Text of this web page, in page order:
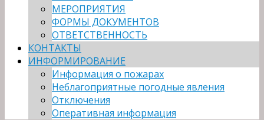
МЕРОПРИЯТИЯ
ФОРМЫ ДОКУМЕНТОВ
ОТВЕТСТВЕННОСТЬ
КОНТАКТЫ
ИНФОРМИРОВАНИЕ
Информация о пожарах
Неблагоприятные погодные явления
Отключения
Оперативная информация